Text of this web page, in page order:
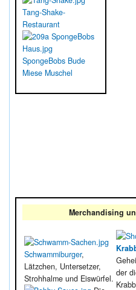
Tang-Shake-
Restaurant
SpongeBobs Bude
Miese Muschel
Merchandising
Schwammiburger,
Lätzchen, Untersetzer,
Strohhalme und Eiswürfel.
der